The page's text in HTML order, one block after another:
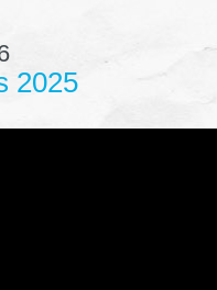
2025